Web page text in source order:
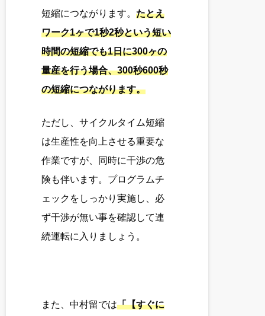
短縮につながります。 たとえ
ワーク1ヶで1秒2秒という短い
時間の短縮でも1日に300ヶの
量産を行う場合、300秒600秒
の短縮につながります。
ただし、サイクルタイム短縮
は生産性を向上させる重要な
作業ですが、同時に干渉の危
険も伴います。プログラムチ
ェックをしっかり実施し、必
ず干渉が無い事を確認して連
続運転に入りましょう。
また、中村留では「【すぐに